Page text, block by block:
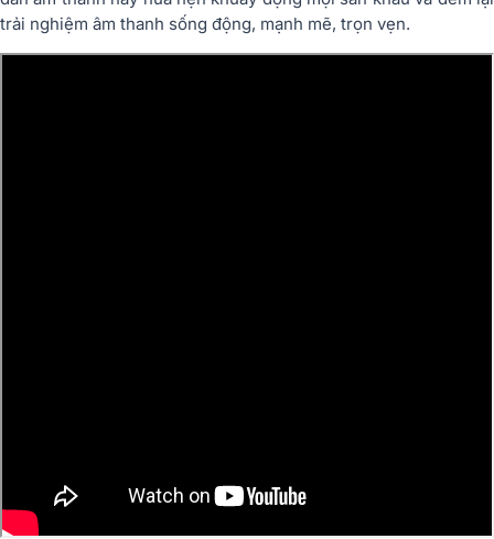
trải nghiệm âm thanh sống động, mạnh mẽ, trọn vẹn.